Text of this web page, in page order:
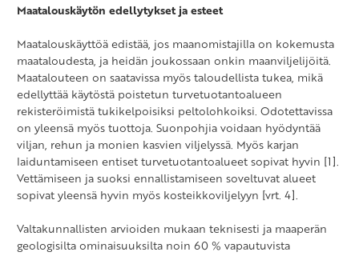
Maatalouskäytön edellytykset ja esteet
Maatalouskäyttöä edistää, jos maanomistajilla on kokemusta
maataloudesta, ja heidän joukossaan onkin maanviljelijöitä.
Maatalouteen on saatavissa myös taloudellista tukea, mikä
edellyttää käytöstä poistetun turvetuotantoalueen
rekisteröimistä tukikelpoisiksi peltolohkoiksi. Odotettavissa
on yleensä myös tuottoja. Suonpohjia voidaan hyödyntää
viljan, rehun ja monien kasvien viljelyssä. Myös karjan
laiduntamiseen entiset turvetuotantoalueet sopivat hyvin [1].
Vettämiseen ja suoksi ennallistamiseen soveltuvat alueet
sopivat yleensä hyvin myös kosteikkoviljelyyn [vrt. 4].
Valtakunnallisten arvioiden mukaan teknisesti ja maaperän
geologisilta ominaisuuksilta noin 60 % vapautuvista